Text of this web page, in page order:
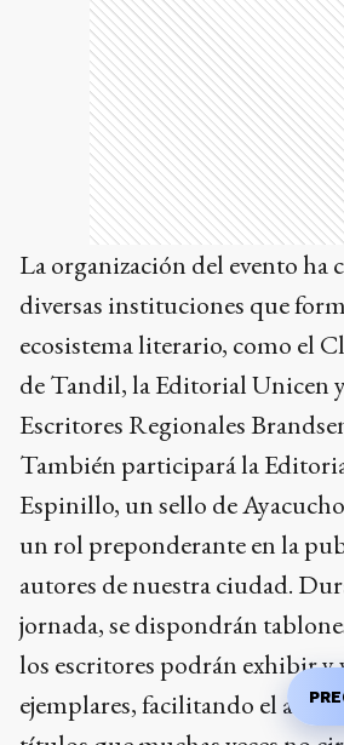
La organización del evento ha
diversas instituciones que
ecosistema literario, como el
de Tandil, la Editorial Unicen
Escritores Regionales
También participará la
Espinillo, un sello de
un rol preponderante en la
autores de nuestra ciudad.
jornada, se dispondrán
los escritores podrán exhibir y
ejemplares, facilitando el